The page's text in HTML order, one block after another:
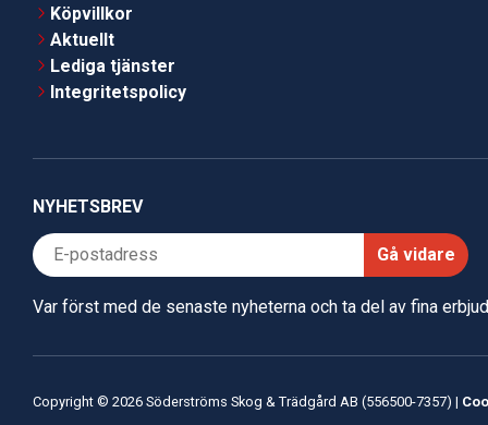
Köpvillkor
Aktuellt
Lediga tjänster
Integritetspolicy
NYHETSBREV
Gå vidare
Var först med de senaste nyheterna och ta del av fina
Copyright © 2026 Söderströms Skog & Trädgård AB (556500-7357) |